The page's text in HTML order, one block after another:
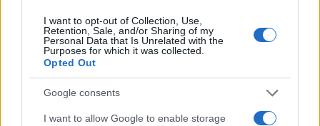
I want to opt-out of Collection, Use,
Retention, Sale, and/or Sharing of my
Personal Data that Is Unrelated with the
Purposes for which it was collected.
Opted Out
Google consents
I want to allow Google to enable storage
Continua a leggere